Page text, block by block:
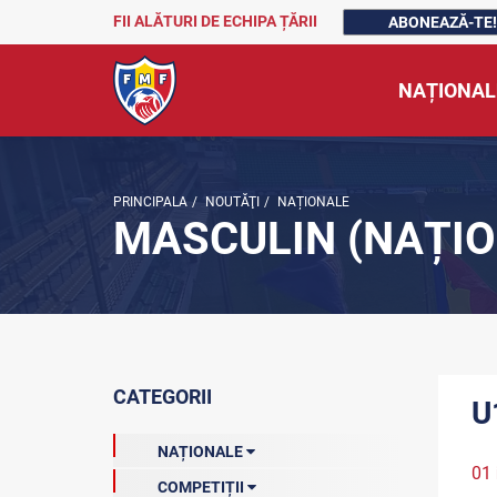
FII ALĂTURI DE ECHIPA ȚĂRII ABONEAZĂ-TE!
PRINCIPALA / NOUTĂŢI / NAȚIONALE
MASCULIN
CATEGORII
NAȚIONALE
COMPETIȚII
01